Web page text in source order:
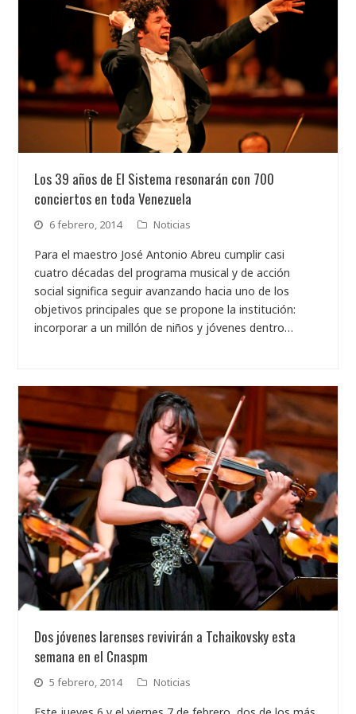
Los 39 años de El Sistema resonarán con 700
conciertos en toda Venezuela
6 febrero, 2014 Noticias
Para el maestro José Antonio Abreu cumplir casi
cuatro décadas del programa musical y de acción
social significa seguir avanzando hacia uno de los
objetivos principales que se propone la institución:
incorporar a un millón de niños y jóvenes dentro…
Dos jóvenes larenses revivirán a Tchaikovsky esta
semana en el Cnaspm
5 febrero, 2014 Noticias